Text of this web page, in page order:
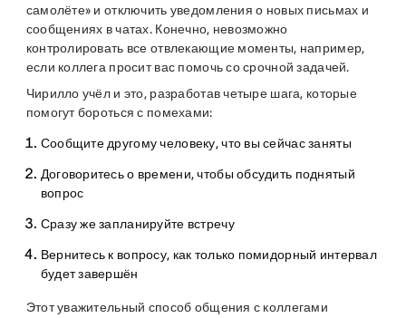
самолёте» и отключить уведомления о новых письмах и
сообщениях в чатах. Конечно, невозможно
контролировать все отвлекающие моменты, например,
если коллега просит вас помочь со срочной задачей.
Чирилло учёл и это, разработав четыре шага, которые
помогут бороться с помехами:
Сообщитедругому человеку, что вы сейчас заняты
Договоритесьо времени, чтобы обсудить поднятый
вопрос
Сразу же запланируйте встречу
Вернитесь к вопросу, как только помидорный интервал
будет завершён
Этот уважительный способ общения с коллегами